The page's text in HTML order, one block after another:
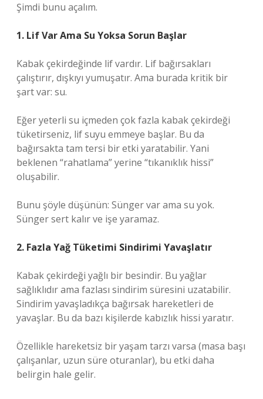
Şimdi bunu açalım.
1. Lif Var Ama Su Yoksa Sorun Başlar
Kabak çekirdeğinde lif vardır. Lif bağırsakları
çalıştırır, dışkıyı yumuşatır. Ama burada kritik bir
şart var: su.
Eğer yeterli su içmeden çok fazla kabak çekirdeği
tüketirseniz, lif suyu emmeye başlar. Bu da
bağırsakta tam tersi bir etki yaratabilir. Yani
beklenen “rahatlama” yerine “tıkanıklık hissi”
oluşabilir.
Bunu şöyle düşünün: Sünger var ama su yok.
Sünger sert kalır ve işe yaramaz.
2. Fazla Yağ Tüketimi Sindirimi Yavaşlatır
Kabak çekirdeği yağlı bir besindir. Bu yağlar
sağlıklıdır ama fazlası sindirim süresini uzatabilir.
Sindirim yavaşladıkça bağırsak hareketleri de
yavaşlar. Bu da bazı kişilerde kabızlık hissi yaratır.
Özellikle hareketsiz bir yaşam tarzı varsa (masa başı
çalışanlar, uzun süre oturanlar), bu etki daha
belirgin hale gelir.